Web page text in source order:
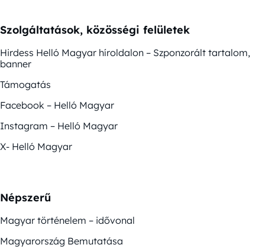
Szolgáltatások, közösségi felületek
Hirdess Helló Magyar híroldalon – Szponzorált tartalom,
banner
Támogatás
Facebook – Helló Magyar
Instagram – Helló Magyar
X- Helló Magyar
Népszerű
Magyar történelem – idővonal
Magyarország Bemutatása